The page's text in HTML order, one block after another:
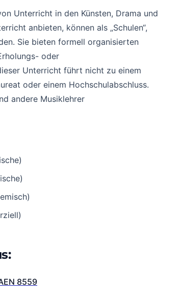
Unterricht in den Künsten, Drama und
anbieten, können als „Schulen“,
Sie bieten formell organisierten
oder
Unterricht führt nicht zu einem
oder einem Hochschulabschluss.
andere Musiklehrer
8559